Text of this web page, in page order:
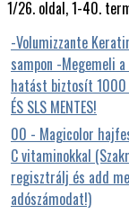
1/26. oldal, 1-40.
-Volumizzante
sampon -Megemeli
hatást biztosít 1000
ÉS SLS MENTES!
00 - Magicolor
C vitaminokkal
regisztrálj és add
adószámodat!)